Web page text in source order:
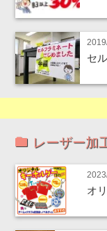
セ
レーザー加
オ